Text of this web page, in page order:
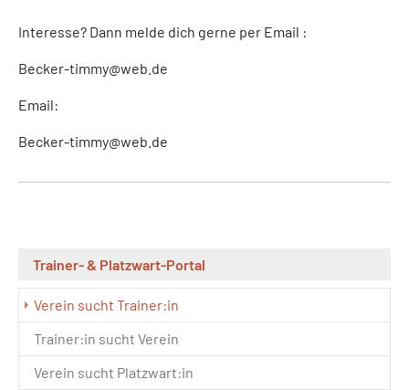
Interesse? Dann melde dich gerne per Email :
Becker-timmy@web.de
Email:
Becker-timmy@web.de
Trainer- & Platzwart-Portal
Verein sucht Trainer:in
Trainer:in sucht Verein
Verein sucht Platzwart:in